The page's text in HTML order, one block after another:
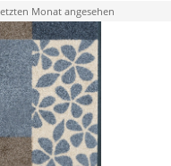
Monat angesehen